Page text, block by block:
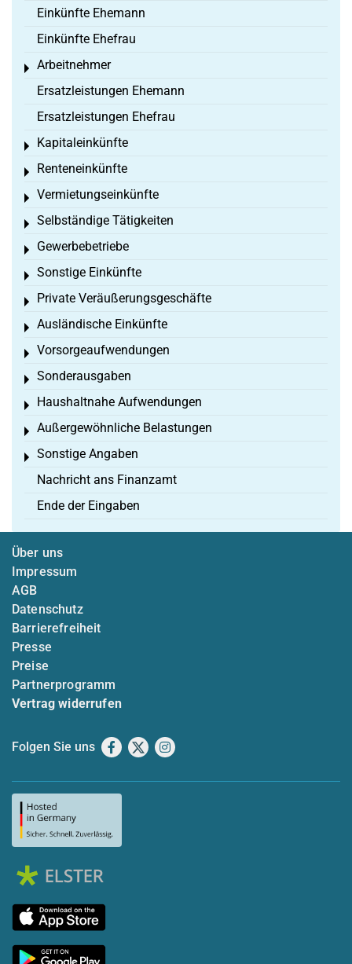
Einkünfte Ehemann
Einkünfte Ehefrau
Arbeitnehmer
Toggle menu
Ersatzleistungen Ehemann
Ersatzleistungen Ehefrau
Kapitaleinkünfte
Toggle menu
Renteneinkünfte
Toggle menu
Vermietungseinkünfte
Toggle menu
Selbständige Tätigkeiten
Toggle menu
Gewerbebetriebe
Toggle menu
Sonstige Einkünfte
Toggle menu
Private Veräußerungsgeschäfte
Toggle menu
Ausländische Einkünfte
Toggle menu
Vorsorgeaufwendungen
Toggle menu
Sonderausgaben
Toggle menu
Haushaltnahe Aufwendungen
Toggle menu
Außergewöhnliche Belastungen
Toggle menu
Sonstige Angaben
Toggle menu
Nachricht ans Finanzamt
Ende der Eingaben
Über uns
Impressum
AGB
Datenschutz
Barrierefreiheit
Presse
Preise
Partnerprogramm
Vertrag widerrufen
Folgen Sie uns Facebook
X Instagram